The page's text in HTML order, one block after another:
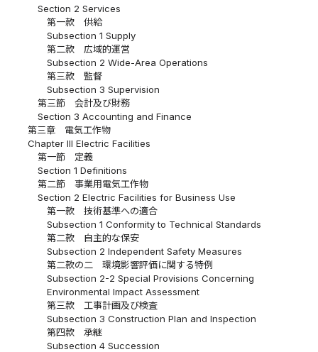
Section 2 Services
第一款 供給
Subsection 1 Supply
第二款 広域的運営
Subsection 2 Wide-Area Operations
第三款 監督
Subsection 3 Supervision
第三節 会計及び財務
Section 3 Accounting and Finance
第三章 電気工作物
Chapter III Electric Facilities
第一節 定義
Section 1 Definitions
第二節 事業用電気工作物
Section 2 Electric Facilities for Business Use
第一款 技術基準への適合
Subsection 1 Conformity to Technical Standards
第二款 自主的な保安
Subsection 2 Independent Safety Measures
第二款の二 環境影響評価に関する特例
Subsection 2-2 Special Provisions Concerning
Environmental Impact Assessment
第三款 工事計画及び検査
Subsection 3 Construction Plan and Inspection
第四款 承継
Subsection 4 Succession